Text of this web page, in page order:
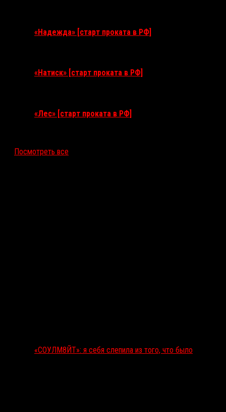
«Надежда» [старт проката в РФ]
«Натиск» [старт проката в РФ]
«Лес» [старт проката в РФ]
Посмотреть все
«СОУЛМ8ЙТ»: я себя слепила из того, что было